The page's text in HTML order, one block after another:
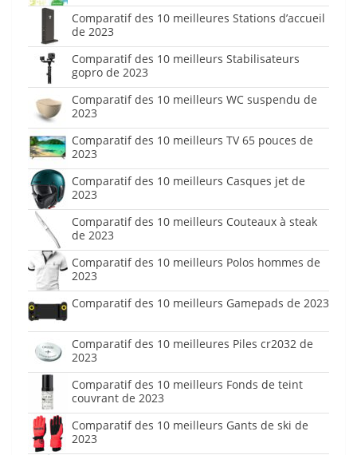
Comparatif des 10 meilleures Stations d’accueil
de 2023
Comparatif des 10 meilleurs Stabilisateurs
gopro de 2023
Comparatif des 10 meilleurs WC suspendu de
2023
Comparatif des 10 meilleurs TV 65 pouces de
2023
Comparatif des 10 meilleurs Casques jet de
2023
Comparatif des 10 meilleurs Couteaux à steak
de 2023
Comparatif des 10 meilleurs Polos hommes de
2023
Comparatif des 10 meilleurs Gamepads de 2023
Comparatif des 10 meilleures Piles cr2032 de
2023
Comparatif des 10 meilleurs Fonds de teint
couvrant de 2023
Comparatif des 10 meilleurs Gants de ski de
2023